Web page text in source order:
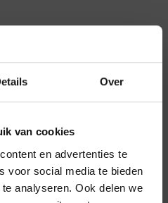
Over
van cookies
en advertenties te
voor social media te bieden
analyseren. Ook delen we
kern aanpasbaar